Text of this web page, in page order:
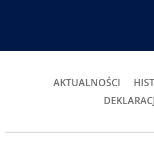
AKTUALNOŚCI